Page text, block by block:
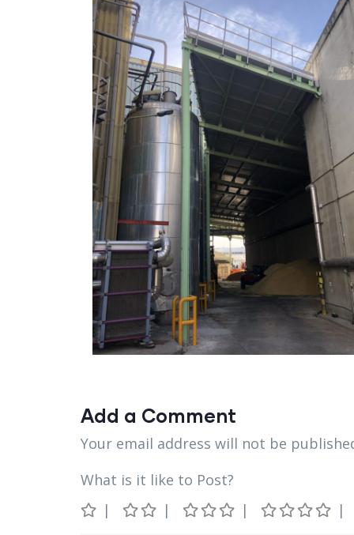
Add a Comment
Your email address will not be
What is it like to Post?